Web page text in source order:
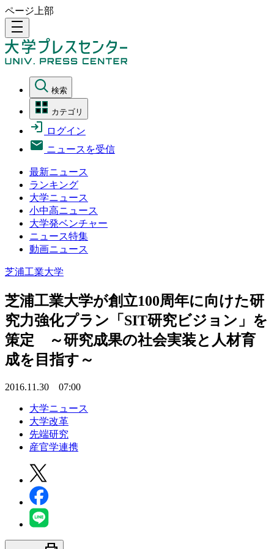
ページ上部
density_medium
検索
カテゴリ
ログイン
ニュースを受信
最新ニュース
ランキング
大学ニュース
小中高ニュース
大学発ベンチャー
ニュース特集
動画ニュース
芝浦工業大学
芝浦工業大学が創立100周年に向けた研
究力強化プラン「SIT研究ビジョン」を
策定 ～研究成果の社会実装と人材育
成を目指す～
2016.11.30 07:00
大学ニュース
大学改革
先端研究
産官学連携